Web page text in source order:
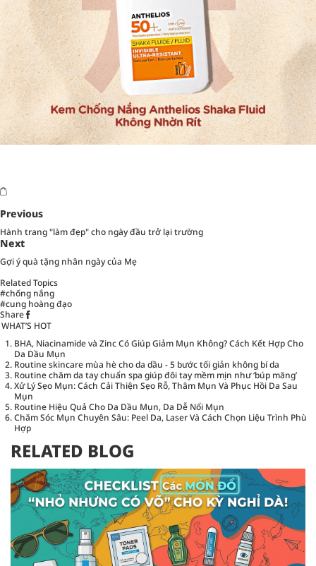
Previous
Hành trang "làm đẹp" cho ngày đầu trở lại trường
Next
Gợi ý quà tặng nhân ngày của Mẹ
Related Topics
#chống nắng
#cung hoàng đạo
Share
WHAT’S HOT
BHA, Niacinamide và Zinc Có Giúp Giảm Mụn Không? Cách Kết Hợp Cho
Da Dầu Mụn
Routine skincare mùa hè cho da dầu - 5 bước tối giản không bí da
Routine chăm da tay chuẩn spa giúp đôi tay mềm mịn như ‘búp măng’
Xử Lý Sẹo Mụn: Cách Cải Thiện Sẹo Rỗ, Thâm Mụn Và Phục Hồi Da Sau
Mụn
Routine Hiệu Quả Cho Da Dầu Mụn, Da Dễ Nổi Mụn
Chăm Sóc Mụn Chuyên Sâu: Peel Da, Laser Và Cách Chọn Liệu Trình Phù
Hợp
RELATED BLOG